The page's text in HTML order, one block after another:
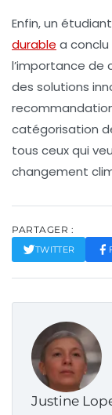
Enfin, un
durable a conclu
l’importance de
des solutions
catégorisation
tous ceux qui
changement
PARTAGER :
TWITTER
Justine